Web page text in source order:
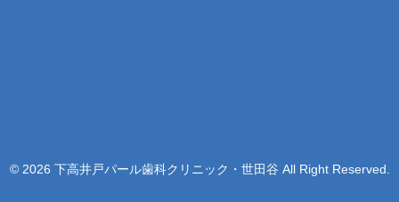
© 2026 下高井戸パール歯科クリニック・世田谷 All Right Reserved.